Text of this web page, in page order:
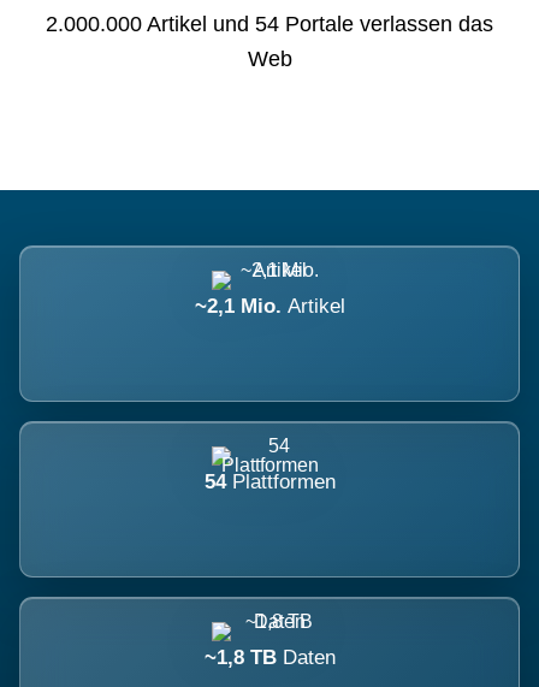
2.000.000 Artikel und 54 Portale verlassen das
Web
~2,1 Mio. Artikel
54 Plattformen
~1,8 TB Daten